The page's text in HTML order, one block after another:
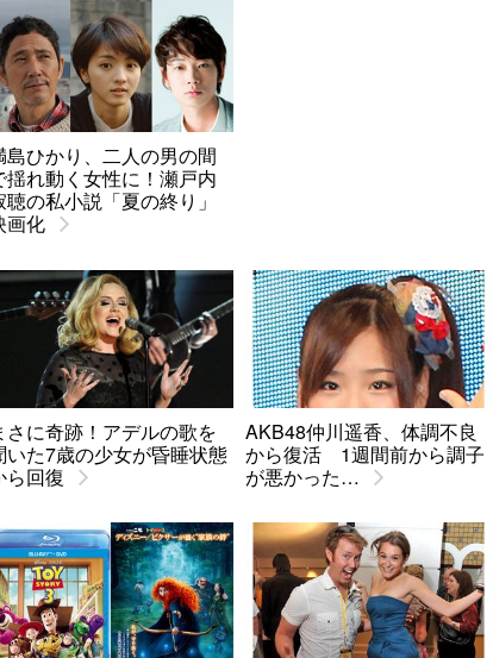
島ひかり、二人の男の間
揺れ動く女性に！瀬戸内
聴の私小説「夏の終り」
画化
さに奇跡！アデルの歌を
いた7歳の少女が昏睡状態
ら回復
AKB48仲川遥香、体調不良
から復活 1週間前から調子
が悪かった…